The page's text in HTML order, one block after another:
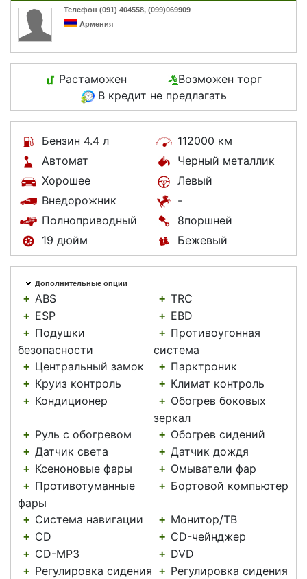
Телефон (091) 404558, (099)069909
Армения
Растаможен
Возможен торг
В кредит не предлагать
Бензин 4.4 л
112000 км
Автомат
Черный металлик
Хорошее
Левый
Внедорожник
-
Полноприводный
8поршней
19 дюйм
Бежевый
Дополнительные опции
+ ABS + TRC
+ ESP + EBD
+ Подушки
безопасности
+ Противоугонная
система
+ Центральный замок + Парктроник
+ Круиз контроль + Климат контроль
+ Кондиционер + Обогрев боковых
зеркал
+ Руль с обогревом + Обогрев сидений
+ Датчик света + Датчик дождя
+ Ксеноновые фары + Омыватели фар
+ Противотуманные
фары
+ Бортовой компьютер
+ Система навигации + Монитор/ТВ
+ CD + CD-чейнджер
+ CD-MP3 + DVD
+ Регулировка сидения
+ Регулировка сидения